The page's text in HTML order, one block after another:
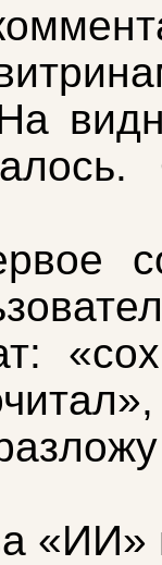
«ИИ»